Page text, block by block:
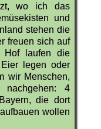
wo ich das
und
stehen die
freuen sich auf
Hof laufen die
legen oder
wir Menschen,
nachgehen: 4
die dort
wollen